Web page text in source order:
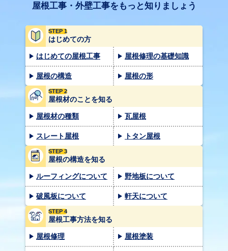
屋根工事・外壁工事をもっと知りましょう
STEP 1
はじめての方
はじめての屋根工事 屋根修理の基礎知識
屋根の構造 屋根の形
STEP 2
屋根材のことを知る
屋根材の種類 瓦屋根
スレート屋根 トタン屋根
STEP 3
屋根の構造を知る
ルーフィングについて 野地板について
破風板について 軒天について
STEP 4
屋根工事方法を知る
屋根修理 屋根塗装